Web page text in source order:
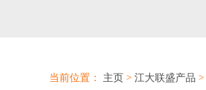
当前位置： 主页 > 江大联盛产品 >